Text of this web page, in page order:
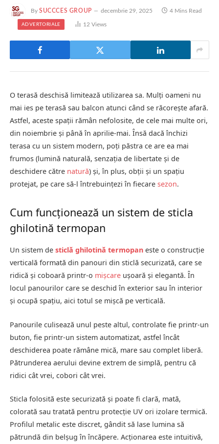
By SUCCCES GROUP decembrie 29, 2025 4 Mins Read
ADVERTORIALE 12 Views
O terasă deschisă limitează utilizarea sa. Mulți oameni nu
mai ies pe terasă sau balcon atunci când se răcorește afară.
Astfel, aceste spații rămân nefolosite, de cele mai multe ori,
din noiembrie și până în aprilie-mai. Însă dacă închizi
terasa cu un sistem modern, poți păstra ce are ea mai
frumos (lumină naturală, senzația de libertate și de
deschidere către natură) și, în plus, obții și un spațiu
protejat, pe care să-l întrebuințezi în fiecare sezon.
Cum funcționează un sistem de sticla
ghilotină termopan
Un sistem de sticlă ghilotină termopan este o construcție
verticală formată din panouri din sticlă securizată, care se
ridică și coboară printr-o mișcare ușoară și elegantă. În
locul panourilor care se deschid în exterior sau în interior
și ocupă spațiu, aici totul se mișcă pe verticală.
Panourile culisează unul peste altul, controlate fie printr-un
buton, fie printr-un sistem automatizat, astfel încât
deschiderea poate rămâne mică, mare sau complet liberă.
Pătrunderea aerului devine extrem de simplă, pentru că
ridici cât vrei, cobori cât vrei.
Sticla folosită este securizată și poate fi clară, mată,
colorată sau tratată pentru protecție UV ori izolare termică.
Profilul metalic este discret, gândit să lase lumina să
pătrundă din belșug în încăpere. Acționarea este intuitivă,